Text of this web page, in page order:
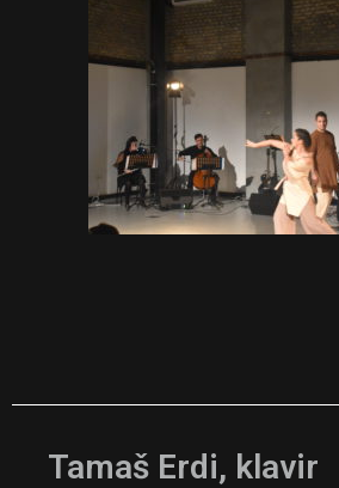
Tamaš Erdi, klavir